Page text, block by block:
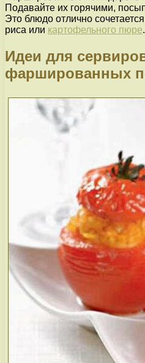
Подавайте их горячими,
Это блюдо отлично
риса или картофельного пюре.
Идеи для
фаршированных